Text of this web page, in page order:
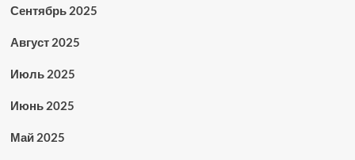
Сентябрь 2025
Август 2025
Июль 2025
Июнь 2025
Май 2025